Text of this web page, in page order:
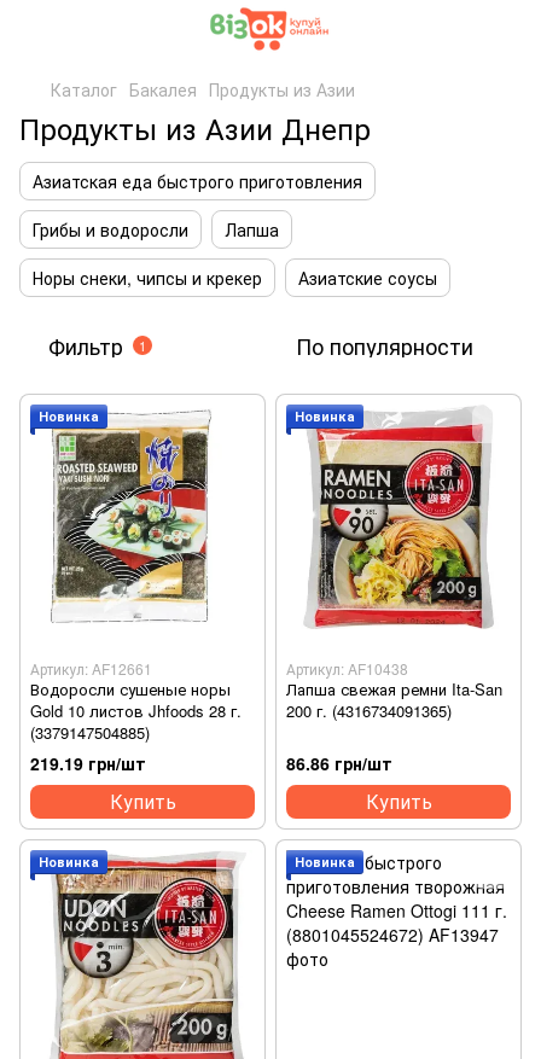
Каталог Бакалея Продукты из Азии
Продукты из Азии Днепр
Азиатская еда быстрого приготовления
Грибы и водоросли
Лапша
Норы снеки, чипсы и крекер
Азиатские соусы
Фильтр 1 По популярности
Новинка
Артикул: AF12661
Водоросли сушеные норы
Gold 10 листов Jhfoods 28 г.
(3379147504885)
219.19 грн/шт
Купить
Новинка
Артикул: AF10438
Лапша свежая ремни Ita-San
200 г. (4316734091365)
86.86 грн/шт
Купить
Новинка Новинка